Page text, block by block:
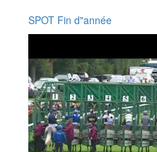
SPOT Fin d"année